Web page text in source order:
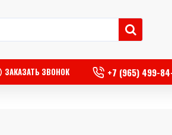
ЗАКАЗАТЬ ЗВОНОК +7 (965) 499-